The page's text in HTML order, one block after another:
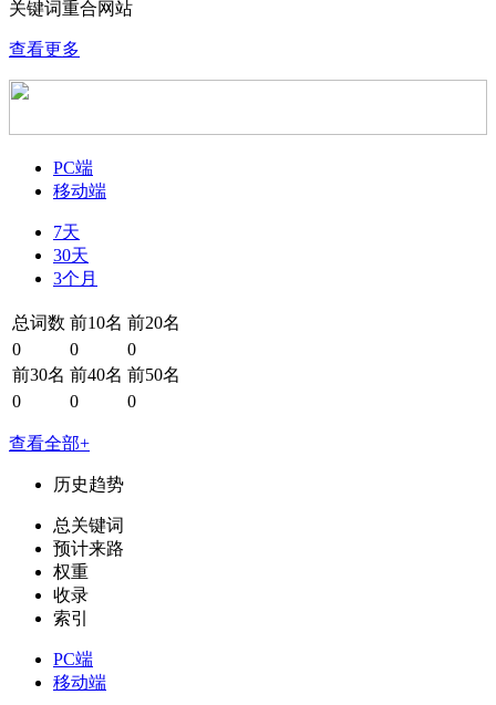
关键词重合网站
查看更多
PC端
移动端
7天
30天
3个月
总词数 前10名 前20名
0
0
0
前30名 前40名 前50名
0
0 0
查看全部+
历史趋势
总关键词
预计来路
权重
收录
索引
PC端
移动端